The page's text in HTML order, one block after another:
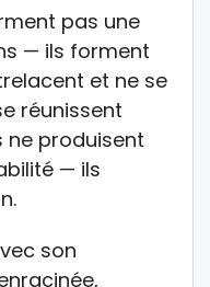
pas une
— ils forment
et ne se
réunissent
ne produisent
— ils
son